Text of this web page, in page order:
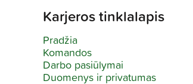
Karjeros tinklalapis
Pradžia
Komandos
Darbo pasiūlymai
Duomenys ir privatumas